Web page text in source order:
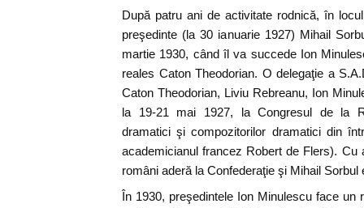
După patru ani de activitate rodnică, în
preşedinte (la 30 ianuarie 1927) Mihail
martie 1930, când îl va succede Ion
reales Caton Theodorian. O delegaţie a
Caton Theodorian, Liviu Rebreanu, Ion
la 19-21 mai 1927, la Congresul de la
dramatici şi compozitorilor dramatici din
academicianul francez Robert de Flers). Cu
români aderă la Confederaţie şi Mihail Sorbul
În 1930, preşedintele Ion Minulescu face un